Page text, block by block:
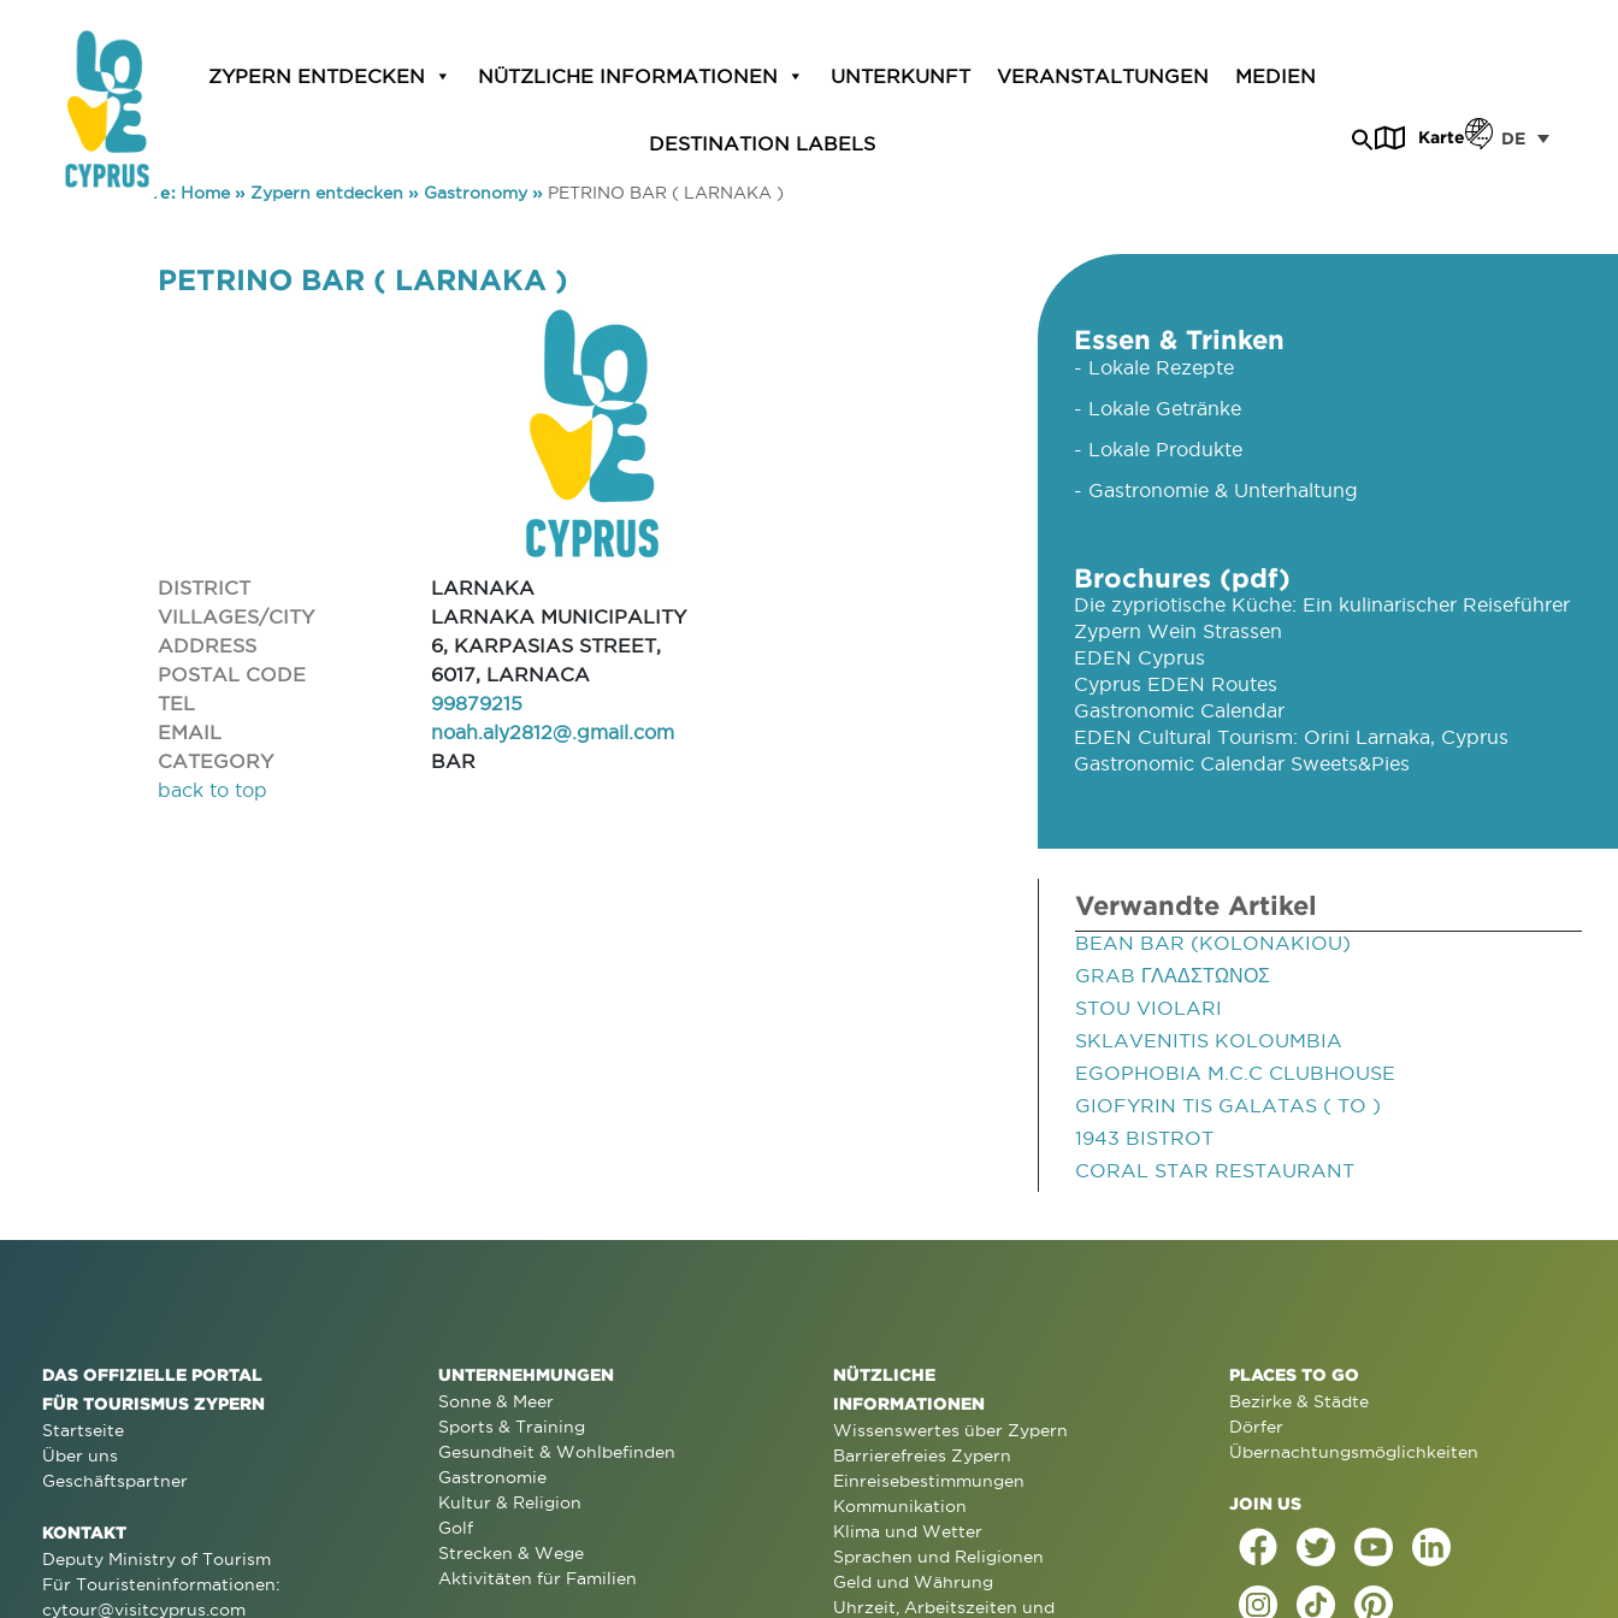
ZYPERN ENTDECKEN NÜTZLICHE INFORMATIONEN UNTERKUNFT VERANSTALTUNGEN MEDIEN
DESTINATION LABELS Karte DE
You are here: Home» Zypern entdecken » Gastronomy» PETRINO BAR ( LARNAKA )
PETRINO BAR ( LARNAKA )
DISTRICT
LARNAKA
VILLAGES/CITY
LARNAKA MUNICIPALITY
ADDRESS
6, KARPASIAS STREET,
POSTAL CODE
6017, LARNACA
TEL
99879215
EMAIL
noah.aly2812@.gmail.com
CATEGORY
BAR
back to top
Essen & Trinken
- Lokale Rezepte
- Lokale Getränke
- Lokale Produkte
- Gastronomie & Unterhaltung
Brochures (pdf)
Die zypriotische Küche: Ein kulinarischer Reiseführer
Zypern Wein Strassen
EDEN Cyprus
Cyprus EDEN Routes
Gastronomic Calendar
EDEN Cultural Tourism: Orini Larnaka, Cyprus
Gastronomic Calendar Sweets&Pies
Verwandte Artikel
BEAN BAR (KOLONAKIOU)
GRAB ΓΛΑΔΣΤΩΝΟΣ
STOU VIOLARI
SKLAVENITIS KOLOUMBIA
EGOPHOBIA M.C.C CLUBHOUSE
GIOFYRIN TIS GALATAS ( TO )
1943 BISTROT
CORAL STAR RESTAURANT
DAS OFFIZIELLE PORTAL
FÜR TOURISMUS ZYPERN
Startseite
Über uns
Geschäftspartner
KONTAKT
Deputy Ministry of Tourism
Für Touristeninformationen:
cytour@visitcyprus.com
UNTERNEHMUNGEN
Sonne & Meer
Sports & Training
Gesundheit & Wohlbefinden
Gastronomie
Kultur & Religion
Golf
Strecken & Wege
Aktivitäten für Familien
NÜTZLICHE
INFORMATIONEN
Wissenswertes über Zypern
Barrierefreies Zypern
Einreisebestimmungen
Kommunikation
Klima und Wetter
Sprachen und Religionen
Geld und Währung
Uhrzeit, Arbeitszeiten und
PLACES TO GO
Bezirke & Städte
Dörfer
Übernachtungsmöglichkeiten
JOIN US